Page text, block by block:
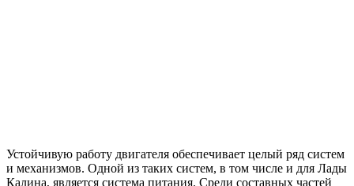
Устойчивую работу двигателя обеспечивает целый ряд систем
и механизмов. Одной из таких систем, в том числе и для Лады
Калина, является система питания. Среди составных частей